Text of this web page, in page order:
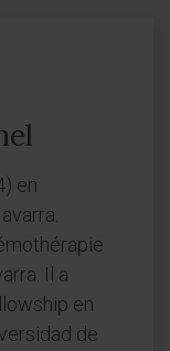
en
Il a
en
de